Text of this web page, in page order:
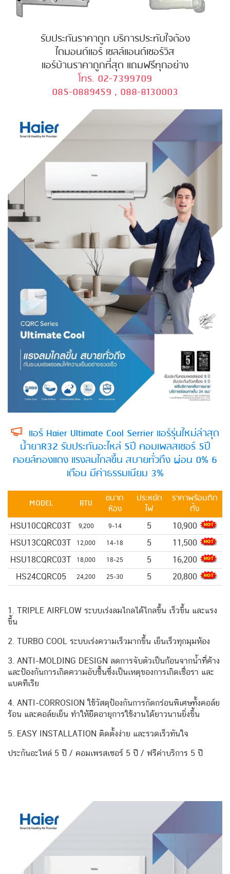
รับประกันราคาถูก บริการประทับใจต้อง
ไดมอนด์แอร์ เซลล์แอนด์เซอร์วิส
แอร์บ้านราคาถูกที่สุด แถมฟรีทุกอย่าง
โทร. 02-7399709
085-0889459 , 088-8130003
แอร์ Haier Ultimate Cool Serrier แอร์รุ่นใหม่ล่าสุด
น้ำยาR32 รับประกันอะไหล่ 5ปี คอมเพลสเซอร์ 5ปี
คอยล์ทองแดง แรงลมไกลขึ้น สบายทั่วถึง ผ่อน 0% 6
เดือน มีค่าธรรมเนียม 3%
MODEL BTU
ขนาด
ห้อง
ประหยัด
ไฟ
ราคาพร้อมติด
ตั้ง
HSU10CQRC03T 9,200 9-14 5 10,900
HSU13CQRC03T 12,000 14-18 5 11,500
HSU18CQRC03T 18,000 18-25 5 16,200
HS24CQRC05 24,200 25-30 5 20,800
1. TRIPLE AIRFLOW ระบบเร่งลมไกลได้ไกลขึ้น เร็วขึ้น และแรง
ขึ้น
2. TURBO COOL ระบบเร่งความเร็วมากขึ้น เย็นเร็วทุกมุมห้อง
3. ANTI-MOLDING DESIGN ลดการจับตัวเป็นก้อนจากน้ำที่ค้าง
และป้องกันการเกิดความอับชื้นซึ่งเป็นเหตุของการเกิดเชื่อรา และ
แบคทีเรีย
4. ANTI-CORROSION ใช้วัสดุป้องกันการกัดกร่อนพิเศษทั้งคอล์ย
ร้อน และคอล์ยเย็น ทำให้ยืดอายุการใช้งานได้ยาวนานยิ่งขึ้น
5. EASY INSTALLATION ติดตั้งง่าย และรวดเร็วทันใจ
ประกันอะไหล่ 5 ปี / คอมเพรสเซอร์ 5 ปี / ฟรีค่าบริการ 5 ปี